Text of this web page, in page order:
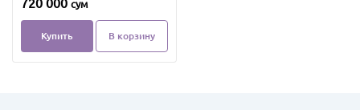
720 000 сум
Купить В корзину